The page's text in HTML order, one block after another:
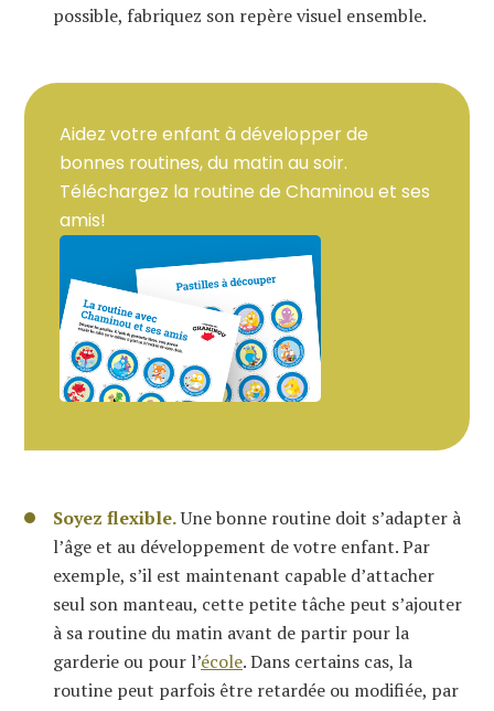
possible, fabriquez son repère visuel ensemble.
Aidez votre enfant à développer de
bonnes routines, du matin au soir.
Téléchargez la routine de Chaminou et ses
amis!
Soyez flexible.Une bonne routine doit s’adapter à
l’âge et au développement de votre enfant. Par
exemple, s’il est maintenant capable d’attacher
seul son manteau, cette petite tâche peut s’ajouter
à sa routine du matin avant de partir pour la
garderie ou pour l’école. Dans certains cas, la
routine peut parfois être retardée ou modifiée, par